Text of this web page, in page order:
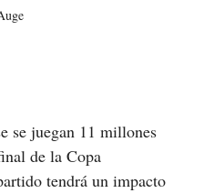
se juegan 11 millones
de la Copa
tendrá un impacto